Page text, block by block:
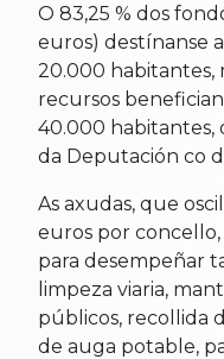
O 83,25 % dos
euros) destínanse
20.000 habitantes,
recursos
40.000 habitantes,
da Deputación co
As axudas, que
euros por
para desempeñar
limpeza viaria,
públicos, recollida
de auga potable,